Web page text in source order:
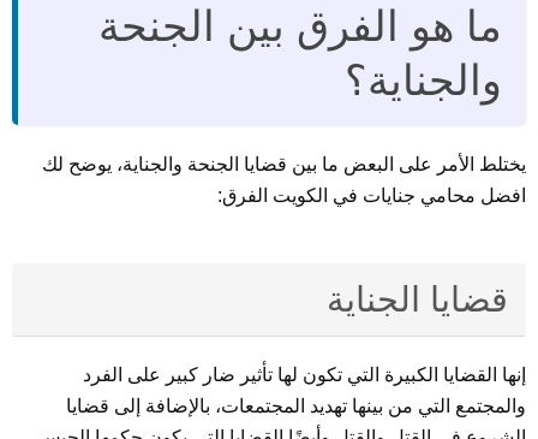
ما هو الفرق بين الجنحة
والجناية؟
يختلط الأمر على البعض ما بين قضايا الجنحة والجناية، يوضح لك
افضل محامي جنايات في الكويت الفرق:
قضايا الجناية
إنها القضايا الكبيرة التي تكون لها تأثير ضار كبير على الفرد
والمجتمع التي من بينها تهديد المجتمعات، بالإضافة إلى قضايا